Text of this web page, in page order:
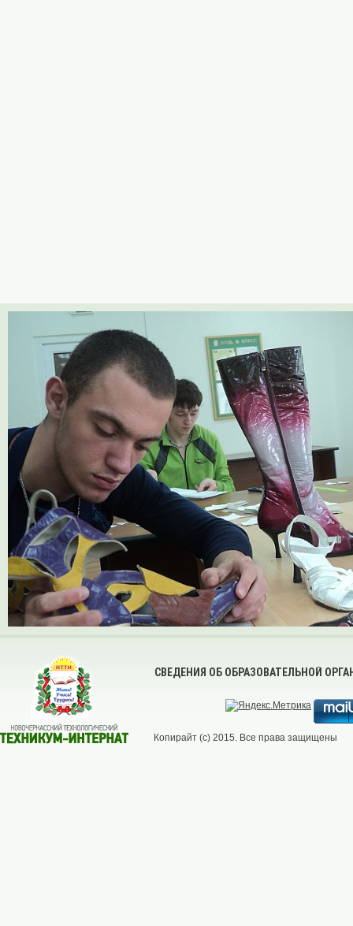
СВЕДЕНИЯ ОБ ОБРАЗОВАТЕЛЬНОЙ
Копирайт (с) 2015. Все права защищены